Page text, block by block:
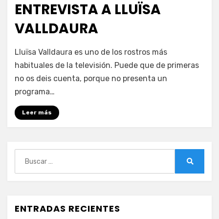
ENTREVISTA A LLUÏSA
VALLDAURA
por PeliDeTarde
Deja un comentario
A
LLUÏSA
Lluïsa Valldaura es uno de los rostros más
habituales de la televisión. Puede que de primeras
no os deis cuenta, porque no presenta un
programa…
Leer más
ENTRADAS RECIENTES